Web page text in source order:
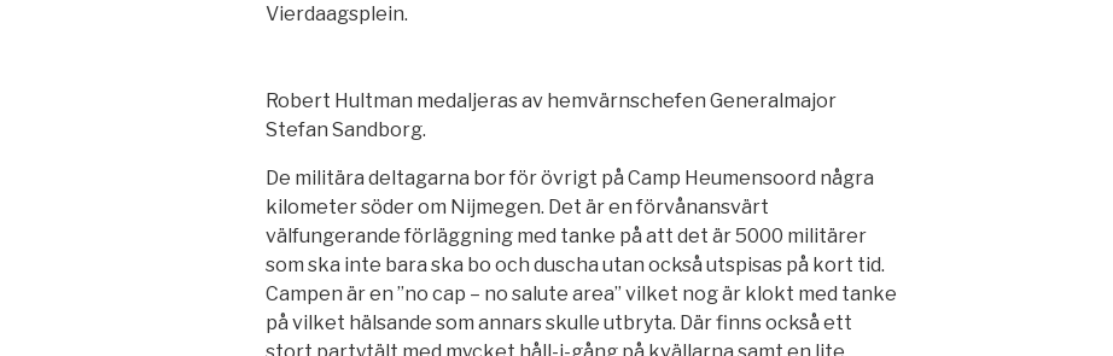
Vierdaagsplein.
Robert Hultman medaljeras av hemvärnschefen Generalmajor
Stefan Sandborg.
De militära deltagarna bor för övrigt på Camp Heumensoord några
kilometer söder om Nijmegen. Det är en förvånansvärt
välfungerande förläggning med tanke på att det är 5000 militärer
som ska inte bara ska bo och duscha utan också utspisas på kort tid.
Campen är en ”no cap – no salute area” vilket nog är klokt med tanke
på vilket hälsande som annars skulle utbryta. Där finns också ett